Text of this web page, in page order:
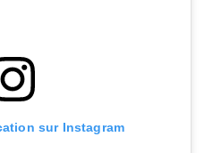
sur Instagram